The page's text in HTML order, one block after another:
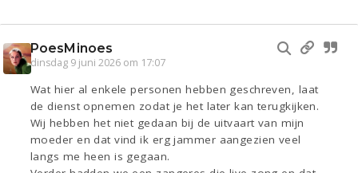
PoesMinoes
dinsdag 9 juni 2026 om 17:07
Wat hier al enkele personen hebben geschreven, laat
de dienst opnemen zodat je het later kan terugkijken.
Wij hebben het niet gedaan bij de uitvaart van mijn
moeder en dat vind ik erg jammer aangezien veel
langs me heen is gegaan.